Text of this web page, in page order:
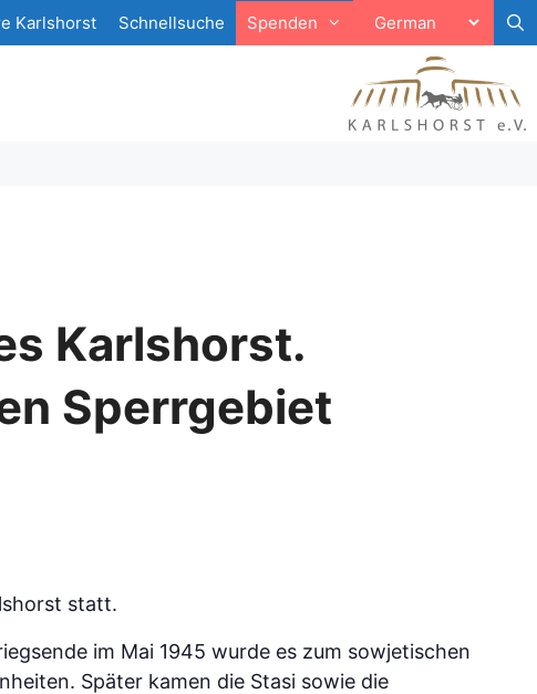
Karlshorst Schnellsuche Spenden
Karlshorst.
Sperrgebiet
statt.
im Mai 1945 wurde es zum sowjetischen
Später kamen die Stasi sowie die